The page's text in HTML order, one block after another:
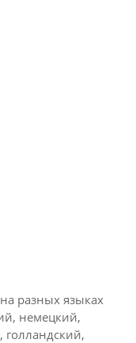
разных языках
немецкий,
голландский,